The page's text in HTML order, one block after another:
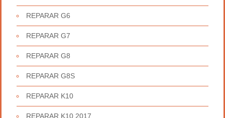
REPARAR G6
REPARAR G7
REPARAR G8
REPARAR G8S
REPARAR K10
REPARAR K10 2017